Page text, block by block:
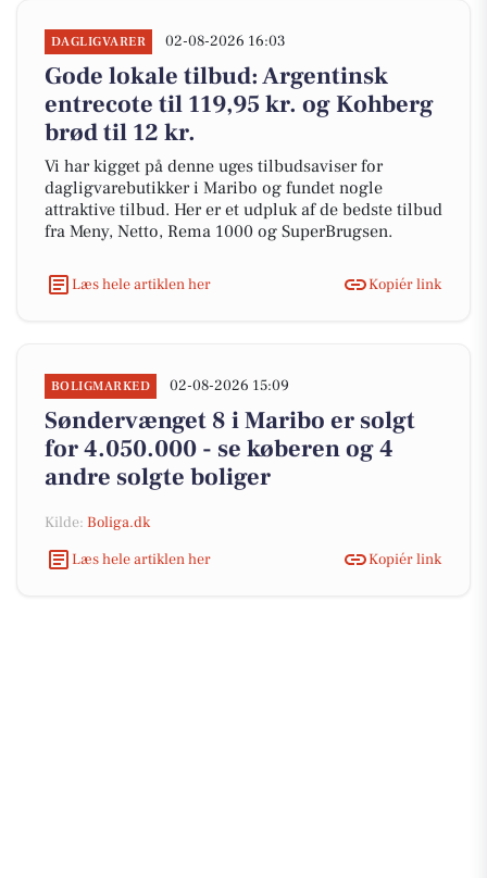
DAGLIGVARER 02-08-2026 16:03
Gode lokale tilbud: Argentinsk
entrecote til 119,95 kr. og Kohberg
brød til 12 kr.
Vi har kigget på denne uges tilbudsaviser for
dagligvarebutikker i Maribo og fundet nogle
attraktive tilbud. Her er et udpluk af de bedste tilbud
fra Meny, Netto, Rema 1000 og SuperBrugsen.
Læs hele artiklen her Kopiér link
BOLIGMARKED 02-08-2026 15:09
Søndervænget 8 i Maribo er solgt
for 4.050.000 - se køberen og 4
andre solgte boliger
Kilde: Boliga.dk
Læs hele artiklen her
Kopiér link